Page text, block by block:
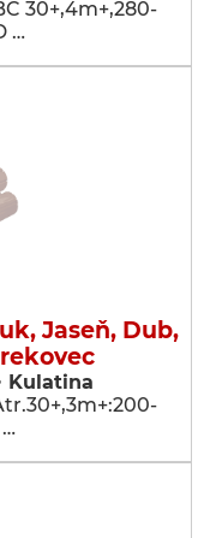
30+,4m+,280-
…
Jaseň, Dub,
Kulatina